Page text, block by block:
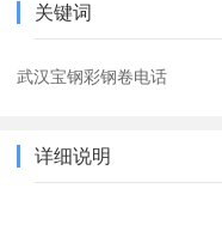
关键词
武汉宝钢彩钢卷电话
详细说明